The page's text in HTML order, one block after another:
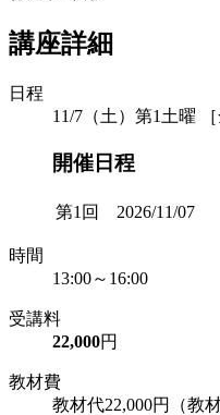
講座詳細
日程
11/7（土）第1土曜 ［
開催日程
第1回 2026/11/07
時間
13:00～16:00
受講料
22,000円
教材費
教材代22,000円（教